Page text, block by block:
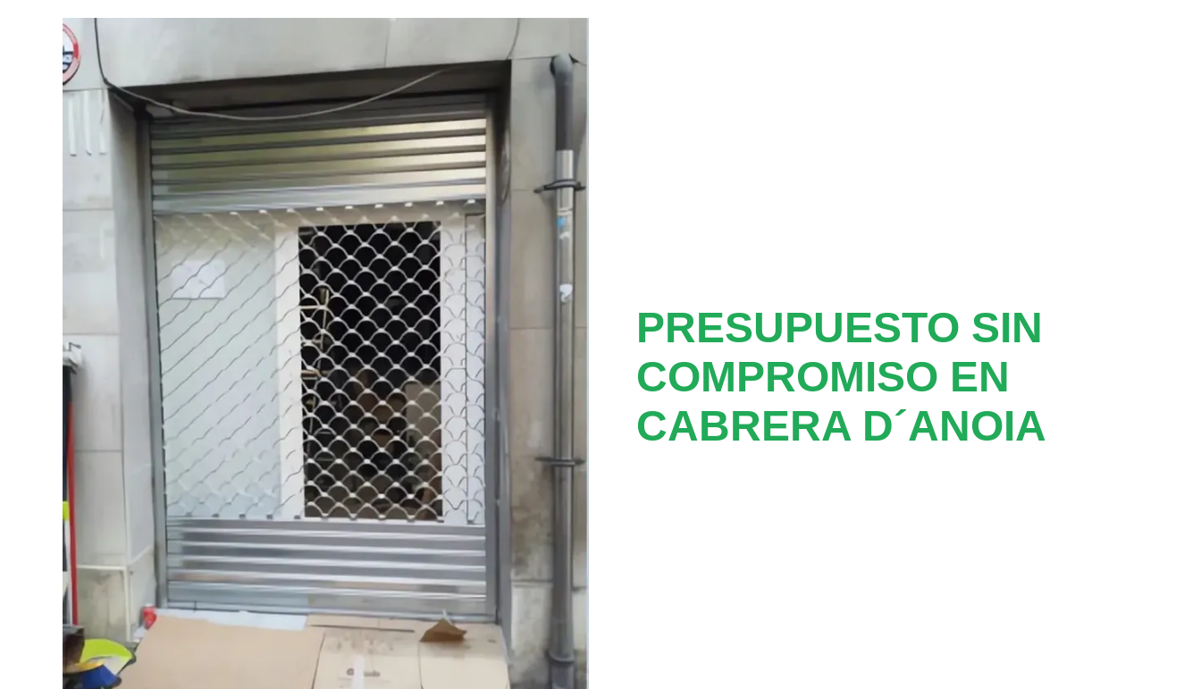
PRESUPUESTO SIN
COMPROMISO EN
CABRERA D´ANOIA